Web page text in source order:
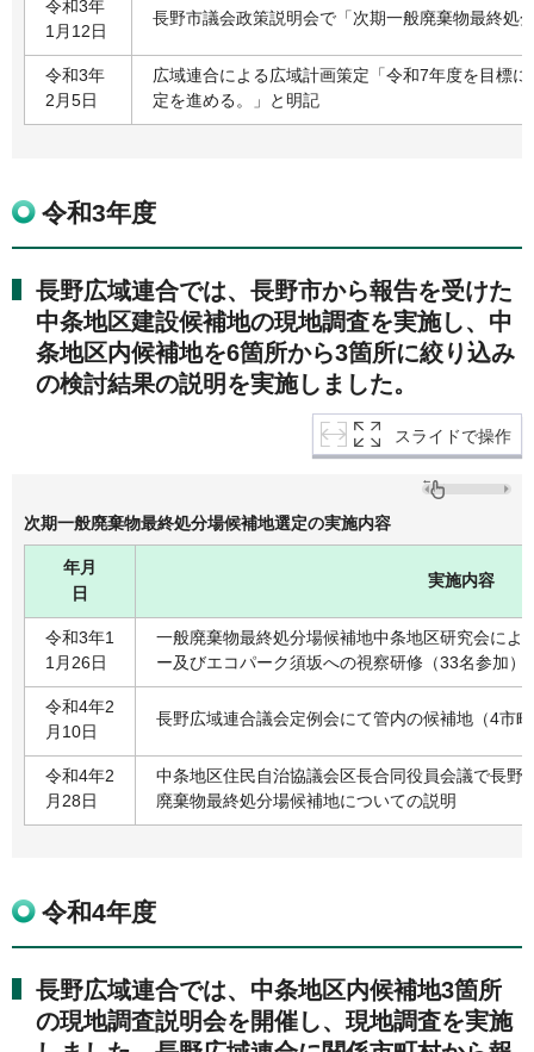
令和3年
1月12日
長野市議会政策説明会で「次期一般廃棄物最終処
令和3年
2月5日
広域連合による広域計画策定「令和7年度を目標
定を進める。」と明記
令和3年度
長野広域連合では、長野市から報告を受けた
中条地区建設候補地の現地調査を実施し、中
条地区内候補地を6箇所から3箇所に絞り込み
の検討結果の説明を実施しました。
スライドで操作
次期一般廃棄物最終処分場候補地選定の実施内容
年月
日
実施内容
令和3年1
1月26日
一般廃棄物最終処分場候補地中条地区研究会によ
ー及びエコパーク須坂への視察研修（33名参加）
令和4年2
月10日
長野広域連合議会定例会にて管内の候補地（4市
令和4年2
月28日
中条地区住民自治協議会区長合同役員会議で長野
廃棄物最終処分場候補地についての説明
令和4年度
長野広域連合では、中条地区内候補地3箇所
の現地調査説明会を開催し、現地調査を実施